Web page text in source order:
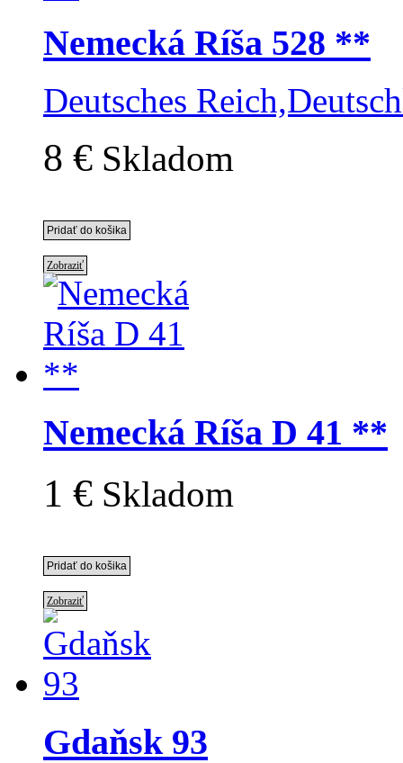
Nemecká Ríša 528 **
Deutsches
8 € Skladom
Zobraziť
Nemecká Ríša D 41 **
1 € Skladom
Zobraziť
Gdaňsk 93